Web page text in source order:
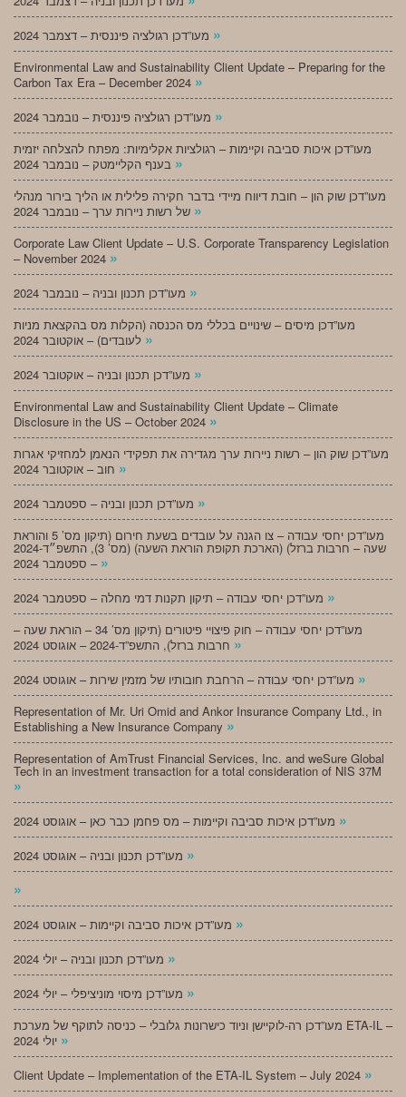
»
Environmental Law and Sustainability Client Update – Preparing for the
Carbon Tax Era – December 2024 »
»
מעו”דכן איכות סביבה וקיימות – רגולציות אקלימיות: מפתח להצלחה יזמית
»
מעו”דכן שוק הון – חובת דיווח מיידי בדבר חקירה פלילית או הליך בירור מנהלי
»
Corporate Law Client Update – U.S. Corporate Transparency Legislation
– November 2024 »
»
מעו”דכן מיסים – שינויים בכללי מס הכנסה (הקלות מס בהקצאת מניות
»
»
Environmental Law and Sustainability Client Update – Climate
Disclosure in the US – October 2024 »
מעו”דכן שוק הון – רשות ניירות ערך מגדירה את תפקידי הנאמן למחזיקי אגרות
»
»
מעו”דכן יחסי עבודה – צו הגנה על עובדים בשעת חירום (תיקון מס’ 5 והוראת
שעה – חרבות ברזל) (הארכת תקופת הוראת השעה) (מס’ 3), התשפ״ד-2024
– ספטמבר 2024 »
»
מעו”דכן יחסי עבודה – חוק פיצויי פיטורים (תיקון מס’ 34 – הוראת שעה –
»
»
Representation of Mr. Uri Omid and Ankor Insurance Company Ltd., in
Establishing a New Insurance Company »
Representation of AmTrust Financial Services, Inc. and weSure Global
Tech in an investment transaction for a total consideration of NIS 37M
»
»
»
»
»
»
»
מעו”דכן רה-לוקיישן וניוד כישרונות גלובלי – כניסה לתוקף של מערכת ETA-IL –
»
Client Update – Implementation of the ETA-IL System – July 2024 »